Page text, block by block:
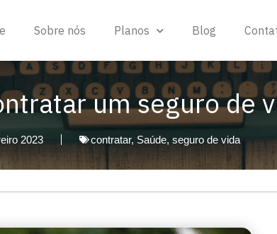
Sobre nós Planos Blog
um seguro de
2023 contratar, Saúde, seguro de vida